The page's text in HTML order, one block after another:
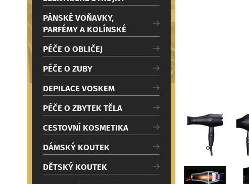
PÁNSKÉ VOŇAVKY,
PARFÉMY A KOLÍNSKÉ
PÉČE O OBLIČEJ
PÉČE O ZUBY
DEPILACE VOSKEM
PÉČE O ZBYTEK TĚLA
CESTOVNÍ KOSMETIKA
DÁMSKÝ KOUTEK
DĚTSKÝ KOUTEK
Načítám